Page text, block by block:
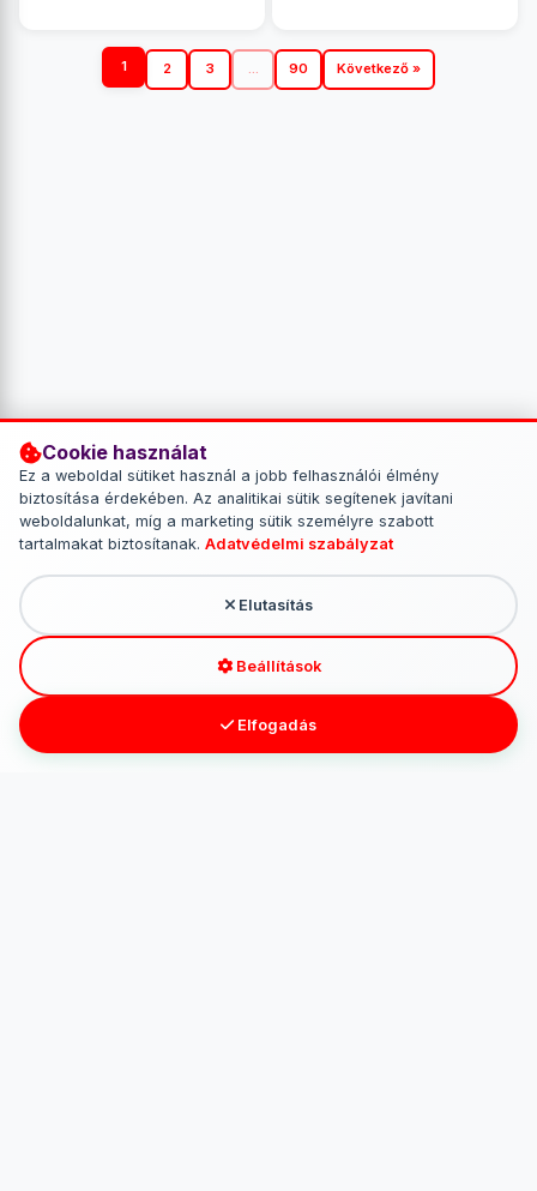
Cookie használat
Ez a weboldal sütiket használ a jobb felhasználói élmény
biztosítása érdekében. Az analitikai sütik segítenek javítani
weboldalunkat, míg a marketing sütik személyre szabott
tartalmakat biztosítanak. Adatvédelmi szabályzat
Elutasítás
Beállítások
Elfogadás
1 2 3 ... 90 Következő »